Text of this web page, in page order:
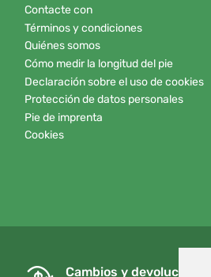
Contacte con
Términos y condiciones
Quiénes somos
Cómo medir la longitud del pie
Declaración sobre el uso de cookies
Protección de datos personales
Pie de imprenta
Cookies
Cambios y